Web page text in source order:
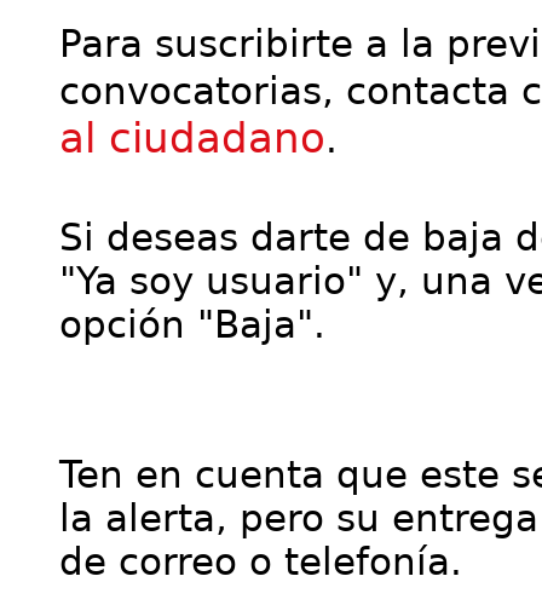
Para suscribirte a la
convocatorias, contacta
al ciudadano.
Si deseas darte de baja
"Ya soy usuario" y, una
opción "Baja".
Ten en cuenta que este
la alerta, pero su
de correo o telefonía.